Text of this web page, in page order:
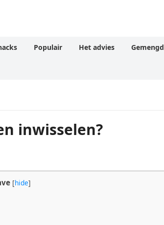
Populair Het advies Gemengd
inwisselen?
[hide]